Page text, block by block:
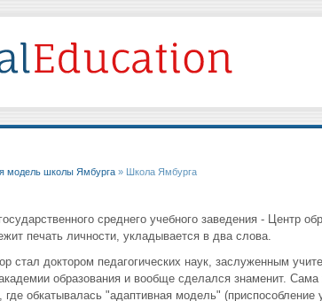
модель школы Ямбурга» Школа Ямбурга
среднего учебного заведения - Центр
печать личности, укладывается в два слова.
стал доктором педагогических наук, заслуженным
образования и вообще сделался знаменит.
обкатывалась "адаптивная модель" (приспособление